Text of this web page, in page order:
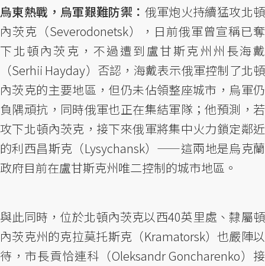
烏東熱戰，烏軍艱難防禦： 俄軍炮火持續猛攻北頓
內茨克（Severodonetsk），日前俄軍曾宣稱已奪
下北頓內茨克，不過遭到盧甘斯克州州長海戴
（Serhii Hayday）否認，海戴表示俄軍控制了北頓
內茨克的主要地區，但仍未佔領整座城市，烏軍仍
負隅頑抗，同時俄軍也正在集結軍隊；他預測，若
攻下北頓內茨克，接下來俄軍將集中火力鎖定鄰近
的利西昌斯克（Lysychansk）——這兩地是烏克蘭
政府目前在盧甘斯克州唯二控制的城市地區。
與此同時，位於北頓內茨克以西40英里處、隸屬頓
內茨克州的克拉莫托斯克（Kramatorsk）也嚴陣以
待，市長貢恰連科（Oleksandr Goncharenko）接